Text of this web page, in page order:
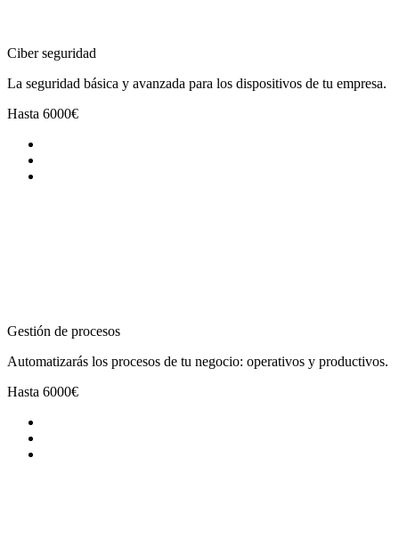
Ciber seguridad
La seguridad básica y avanzada para los dispositivos de tu empresa.
Hasta 6000€
Gestión de procesos
Automatizarás los procesos de tu negocio: operativos y productivos.
Hasta 6000€